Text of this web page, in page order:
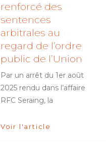
renforcé des
sentences
arbitrales au
regard de l’ordre
public de l’Union
Par un arrêt du 1er août
2025 rendu dans l’affaire
RFC Seraing, la
Voir l'article